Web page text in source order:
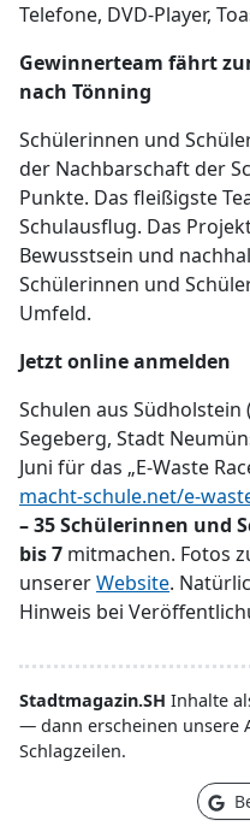
Telefone, DVD-Player,
Gewinnerteam fährt
nach Tönning
Schülerinnen und
der Nachbarschaft der
Punkte. Das fleißigste
Schulausflug. Das
Bewusstsein und
Schülerinnen und
Umfeld.
Jetzt online anmelden
Schulen aus Südholstein
Segeberg, Stadt
Juni für das „E-Waste
macht-schule.net/e-
– 35 Schülerinnen und
bis 7 mitmachen. Fotos
unsererWebsite.
Hinweis bei
Stadtmagazin.SH Inhalte
— dann erscheinen unsere
Schlagzeilen.